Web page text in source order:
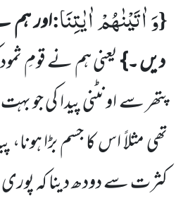
{وَ اٰتَیْنٰهُمْ اٰیٰتِنَا:اور ہم
دیں ۔}یعنی ہم نے قومِ
پتھر سے اونٹنی پیدا کی جو
تھی مثلاً اس کا جسم بڑا ہونا،
کثرت سے دودھ دینا کہ پوری